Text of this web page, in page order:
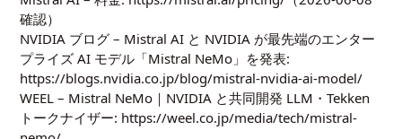
確認）
NVIDIA ブログ – Mistral AI と NVIDIA が最先端のエンター
プライズ AI モデル「Mistral NeMo」を発表:
https://blogs.nvidia.co.jp/blog/mistral-nvidia-ai-model/
WEEL – Mistral NeMo｜NVIDIA と共同開発 LLM・Tekken
トークナイザー: https://weel.co.jp/media/tech/mistral-